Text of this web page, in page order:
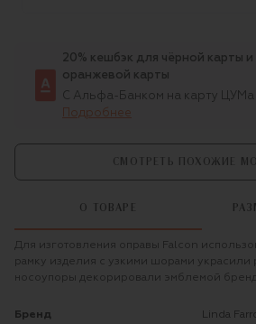
20% кешбэк для чёрной карты
оранжевой карты
С Альфа-Банком на карту ЦУМа
Подробнее
СМОТРЕТЬ ПОХОЖИЕ
О ТОВАРЕ
Для изготовления оправы Falcon
рамку изделия с узкими шорами украсили
носоупоры декорировали эмблемой
Бренд Linda